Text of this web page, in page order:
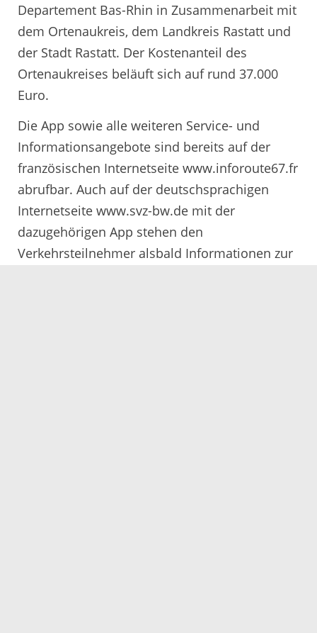
Departement Bas-Rhin in Zusammenarbeit mit
dem Ortenaukreis, dem Landkreis Rastatt und
der Stadt Rastatt. Der Kostenanteil des
Ortenaukreises beläuft sich auf rund 37.000
Euro.
Die App sowie alle weiteren Service- und
Informationsangebote sind bereits auf der
französischen Internetseite www.inforoute67.fr
abrufbar. Auch auf der deutschsprachigen
Internetseite www.svz-bw.de mit der
dazugehörigen App stehen den
Verkehrsteilnehmer alsbald Informationen zur